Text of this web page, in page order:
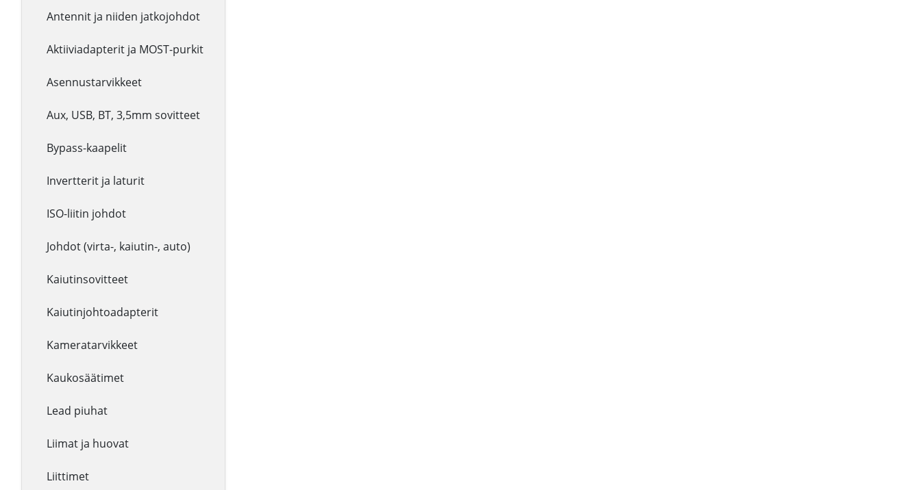
Antennit ja niiden jatkojohdot
Aktiiviadapterit ja MOST-purkit
Asennustarvikkeet
Aux, USB, BT, 3,5mm sovitteet
Bypass-kaapelit
Invertterit ja laturit
ISO-liitin johdot
Johdot (virta-, kaiutin-, auto)
Kaiutinsovitteet
Kaiutinjohtoadapterit
Kameratarvikkeet
Kaukosäätimet
Lead piuhat
Liimat ja huovat
Liittimet